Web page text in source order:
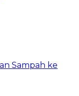
Sampah ke